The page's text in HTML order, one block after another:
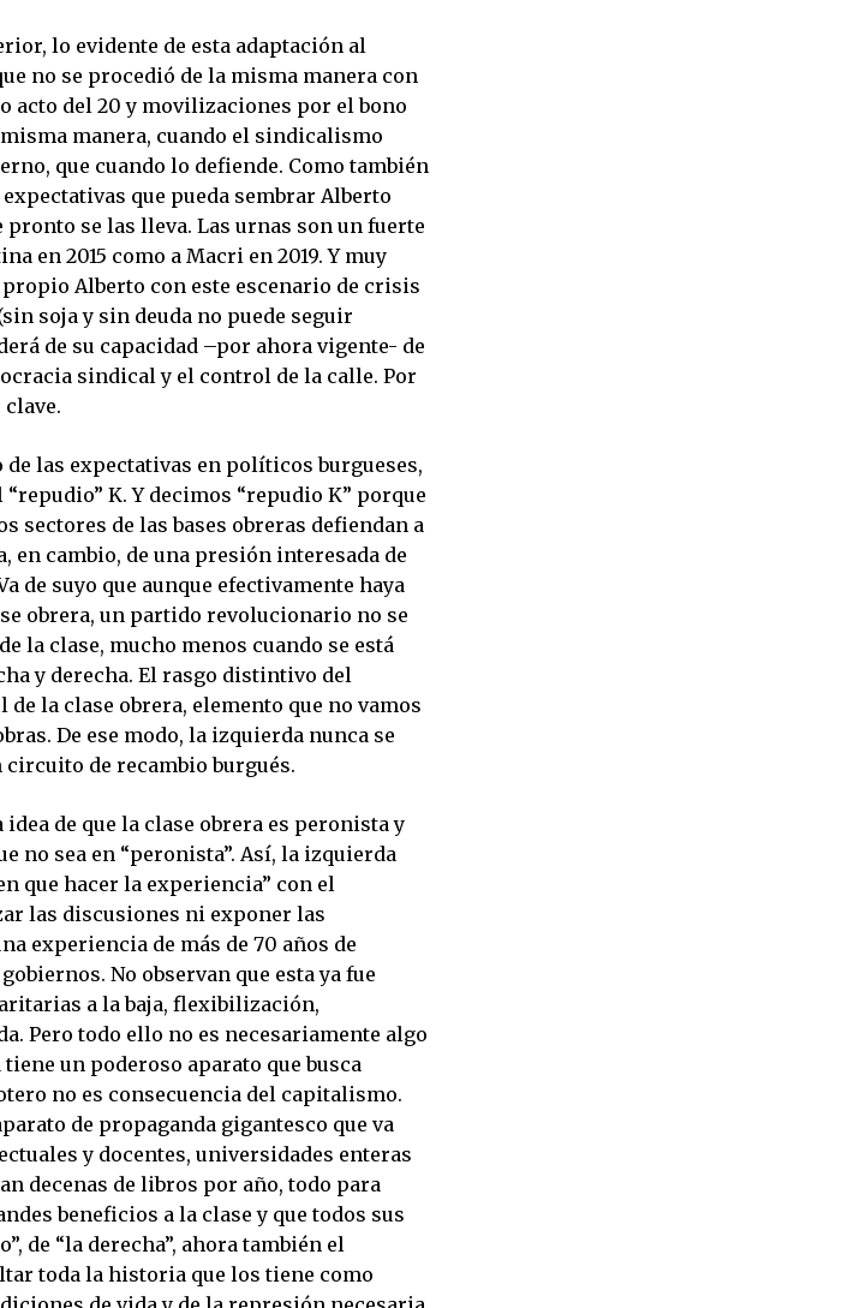
lo evidente de esta adaptación al
no se procedió de la misma manera con
acto del 20 y movilizaciones por el bono
misma manera, cuando el sindicalismo
que cuando lo defiende. Como también
que pueda sembrar Alberto
se las lleva. Las urnas son un fuerte
en 2015 como a Macri en 2019. Y muy
Alberto con este escenario de crisis
soja y sin deuda no puede seguir
de su capacidad –por ahora vigente- de
sindical y el control de la calle. Por
clave.
las expectativas en políticos burgueses,
K. Y decimos “repudio K” porque
sectores de las bases obreras defiendan a
en cambio, de una presión interesada de
de suyo que aunque efectivamente haya
obrera, un partido revolucionario no se
la clase, mucho menos cuando se está
y derecha. El rasgo distintivo del
la clase obrera, elemento que no vamos
De ese modo, la izquierda nunca se
de recambio burgués.
de que la clase obrera es peronista y
no sea en “peronista”. Así, la izquierda
que hacer la experiencia” con el
las discusiones ni exponer las
experiencia de más de 70 años de
No observan que esta ya fue
a la baja, flexibilización,
Pero todo ello no es necesariamente algo
un poderoso aparato que busca
no es consecuencia del capitalismo.
de propaganda gigantesco que va
y docentes, universidades enteras
decenas de libros por año, todo para
beneficios a la clase y que todos sus
de “la derecha”, ahora también el
toda la historia que los tiene como